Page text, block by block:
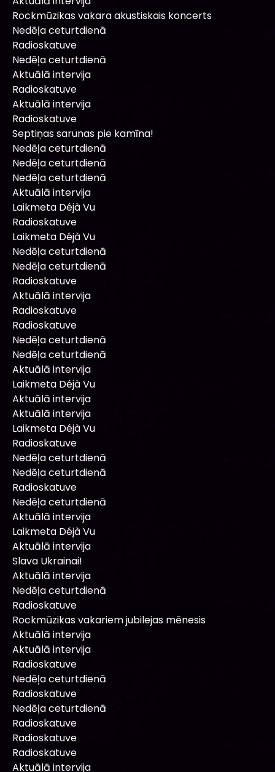
Rockmūzikas vakara akustiskais koncerts
Nedēļa ceturtdienā
Radioskatuve
Nedēļa ceturtdienā
Aktuālā intervija
Radioskatuve
Aktuālā intervija
Radioskatuve
Septiņas sarunas pie kamīna!
Nedēļa ceturtdienā
Nedēļa ceturtdienā
Nedēļa ceturtdienā
Aktuālā intervija
Laikmeta Déjà Vu
Radioskatuve
Laikmeta Déjà Vu
Nedēļa ceturtdienā
Nedēļa ceturtdienā
Radioskatuve
Aktuālā intervija
Radioskatuve
Radioskatuve
Nedēļa ceturtdienā
Nedēļa ceturtdienā
Aktuālā intervija
Laikmeta Déjà Vu
Aktuālā intervija
Aktuālā intervija
Laikmeta Déjà Vu
Radioskatuve
Nedēļa ceturtdienā
Nedēļa ceturtdienā
Radioskatuve
Nedēļa ceturtdienā
Aktuālā intervija
Laikmeta Déjà Vu
Aktuālā intervija
Slava Ukrainai!
Aktuālā intervija
Nedēļa ceturtdienā
Radioskatuve
Rockmūzikas vakariem jubilejas mēnesis
Aktuālā intervija
Aktuālā intervija
Radioskatuve
Nedēļa ceturtdienā
Radioskatuve
Nedēļa ceturtdienā
Radioskatuve
Radioskatuve
Radioskatuve
Aktuālā intervija